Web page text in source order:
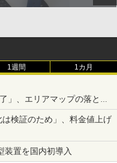
1週間 1カ月
」、エリアマップの落とし
検証のため」、料金値上げ
装置を国内初導入